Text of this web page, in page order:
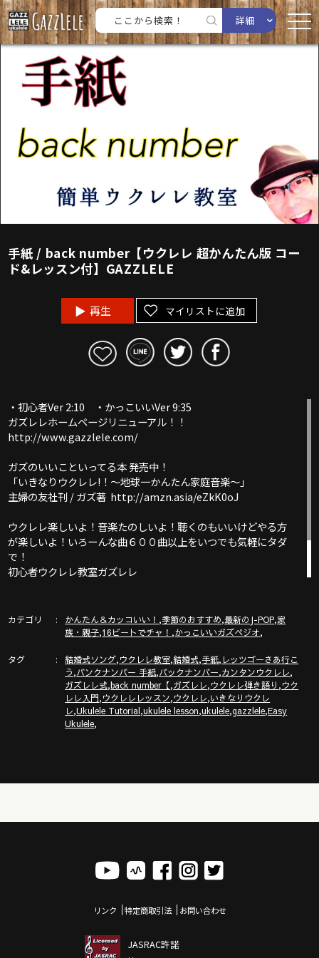
詳細
手紙 / back number【ウクレレ 超かんたん版 コー
ド&レッスン付】GAZZLELE
再生 マイリストに追加
・初心者Ver 2:10 ・かっこいいVer 9:35
ガズレレホームページリニューアル！！
http://www.gazzlele.com/
ガズのいいこといってる本 発売中！
「いきなりウクレレ!！〜地球一かんたん家庭音楽〜」
主婦の友社刊 / ガズ著 http://amzn.asia/eZkK0oJ
ウクレレ楽しいよ！音楽たのしいよ！聴くのもいいけどやる方
が楽しいよ！いろーんな曲６００曲以上をいつでも気軽にタダ
で！
初心者ウクレレ教室ガズレレ
http://www.gazzlele.com/youtube
カテゴリ かんたん＆カッコいい！ ,季節のおすすめ,最新のJ-POP,家
族・親子,16ビートでチャ！ ,かっこいいガズペジオ,
タグ 結婚式ソング,ウクレレ教室,結婚式,手紙, レッツゴーさあ行こ
う,バンクナンバー 手紙,バックナンバー,カンタンウクレレ,
ガズレレ式,back number【,ガズレレ,ウクレレ弾き語り ,ウク
レレ入門,ウクレレレッスン,ウクレレ,いきなりウクレ
レ,Ukulele Tutorial,ukulele lesson,ukulele,gazzlele,Easy
Ukulele,
リンク 特定商取引法 お問い合わせ
JASRAC許諾